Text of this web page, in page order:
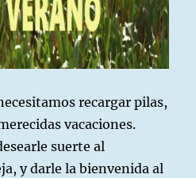
recargar pilas,
vacaciones.
suerte al
y darle la bienvenida al